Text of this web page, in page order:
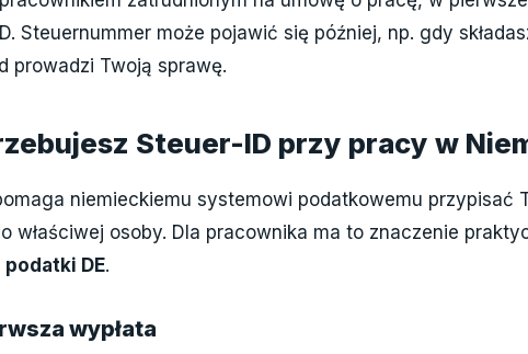
Steuernummer może pojawić się później, np. gdy
prowadzi Twoją sprawę.
Steuer-ID przy pracy w
niemieckiemu systemowi podatkowemu przypisać
właściwej osoby. Dla pracownika ma to znaczenie
podatki DE.
wypłata